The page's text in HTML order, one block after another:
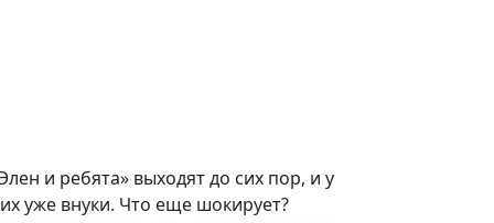
и ребята» выходят до сих пор, и у
уже внуки. Что еще шокирует?